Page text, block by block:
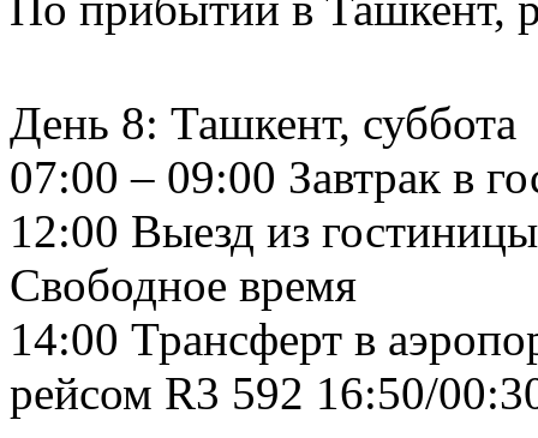
День 8: Ташкент, суббота
07:00 – 09:00 Завтрак в
12:00 Выезд из гостиницы
Свободное время
14:00 Трансферт в
рейсом R3 592 16:50/